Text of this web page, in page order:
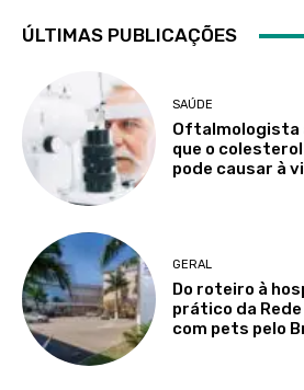
ÚLTIMAS PUBLICAÇÕES
SAÚDE
Oftalmologista
que o
pode causar à
GERAL
Do roteiro à
prático da
com pets pelo